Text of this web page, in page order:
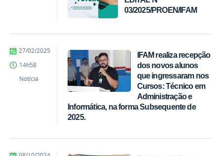
03/2025/PROEN/IFAM
IFAM realiza recepção
dos novos alunos
que ingressaram nos
Cursos: Técnico em
Administração e
Informática, na forma Subsequente de
2025.
por
publicado
27/02/2025
14h58
Notícia